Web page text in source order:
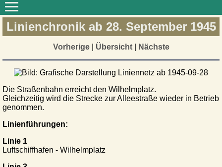
Linienchronik ab 28. September 1945
Vorherige| Übersicht| Nächste
Die Straßenbahn erreicht den Wilhelmplatz.
Gleichzeitig wird die Strecke zur Alleestraße wieder in Betrieb
genommen.
Linienführungen:
Linie 1
Luftschiffhafen - Wilhelmplatz